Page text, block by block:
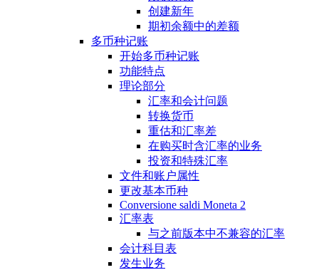
创建新年
期初余额中的差额
多币种记账
开始多币种记账
功能特点
理论部分
汇率和会计问题
转换货币
重估和汇率差
在购买时含汇率的业务
投资和特殊汇率
文件和账户属性
更改基本币种
Conversione saldi Moneta 2
汇率表
与之前版本中不兼容的汇率
会计科目表
发生业务